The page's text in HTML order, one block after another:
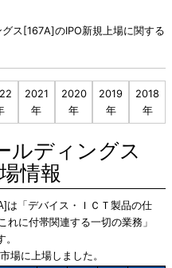
ス[167A]のIPO新規上場に関する
2021
年
2020
年
2019
年
2018
年
ルディングス
情報
は「デバイス・ＩＣＴ製品の仕
れに付帯関連する一切の業務」
場に上場しました。